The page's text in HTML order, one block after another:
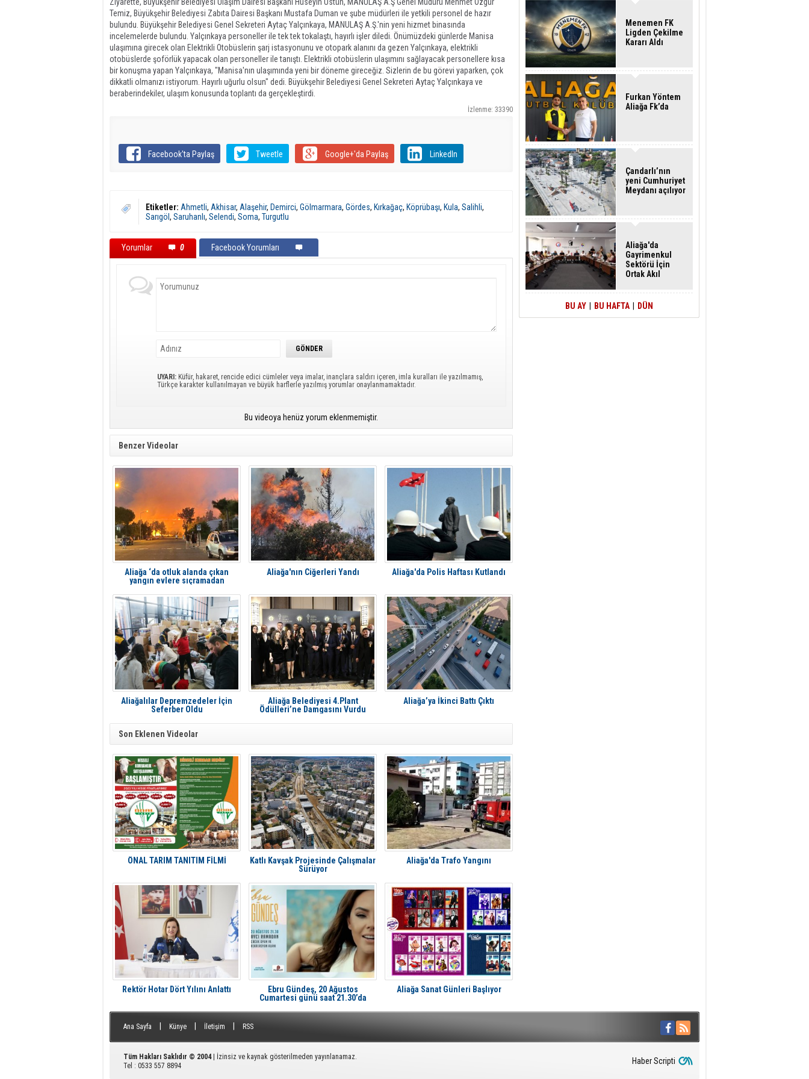
Temiz, Büyükşehir Belediyesi Zabıta Dairesi Başkanı Mustafa Duman ve şube müdürleri ile yetkili personel de hazır
bulundu. Büyükşehir Belediyesi Genel Sekreteri Aytaç Yalçınkaya, MANULAŞ A.Ş.'nin yeni hizmet binasında
incelemelerde bulundu. Yalçınkaya personeller ile tek tek tokalaştı, hayırlı işler diledi. Önümüzdeki günlerde Manisa
ulaşımına girecek olan Elektrikli Otobüslerin şarj istasyonunu ve otopark alanını da gezen Yalçınkaya, elektrikli
otobüslerde şoförlük yapacak olan personeller ile tanıştı. Elektrikli otobüslerin ulaşımını sağlayacak personellere kısa
bir konuşma yapan Yalçınkaya, "Manisa'nın ulaşımında yeni bir döneme gireceğiz. Sizlerin de bu görevi yaparken, çok
dikkatli olmanızı istiyorum. Hayırlı uğurlu olsun" dedi. Büyükşehir Belediyesi Genel Sekreteri Aytaç Yalçınkaya ve
beraberindekiler, ulaşım konusunda toplantı da gerçekleştirdi.
İzlenme: 33390
Facebook'ta Paylaş Tweetle Google+'da Paylaş LinkedIn
Etiketler: Ahmetli, Akhisar, Alaşehir, Demirci, Gölmarmara, Gördes, Kırkağaç, Köprübaşı, Kula, Salihli,
Sarıgöl , Saruhanlı, Selendi, Soma, Turgutlu
Yorumlar 0 Facebook Yorumları
UYARI: Küfür, hakaret, rencide edici cümleler veya imalar, inançlara saldırı içeren, imla kuralları ile yazılmamış,
Türkçe karakter kullanılmayan ve büyük harflerle yazılmış yorumlar onaylanmamaktadır.
Bu videoya henüz yorum eklenmemiştir.
Benzer Videolar
Aliağa ‘da otluk alanda çıkan
yangın evlere sıçramadan
Aliağa'nın Ciğerleri Yandı Aliağa'da Polis Haftası Kutlandı
Aliağalılar Depremzedeler İçin
Seferber Oldu
Aliağa Belediyesi 4.Plant
Ödülleri’ne Damgasını Vurdu
Aliağa’ya İkinci Battı Çıktı
Son Eklenen Videolar
ÖNAL TARIM TANITIM FİLMİ
Katlı Kavşak Projesinde Çalışmalar
Sürüyor
Aliağa'da Trafo Yangını
Rektör Hotar Dört Yılını Anlattı
Ebru Gündeş, 20 Ağustos
Cumartesi günü saat 21.30’da
Aliağa Sanat Günleri Başlıyor
Menemen FK
Ligden Çekilme
Kararı Aldı
Furkan Yöntem
Aliağa Fk’da
Çandarlı’nın
yeni Cumhuriyet
Meydanı açılıyor
Aliağa'da
Gayrimenkul
Sektörü İçin
Ortak Akıl
BU AY BU HAFTA DÜN
Ana Sayfa Künye İletişim RSS
Tüm Hakları Saklıdır © 2004| İzinsiz ve kaynak gösterilmeden yayınlanamaz.
Tel : 0533 557 8894
Haber Scripti